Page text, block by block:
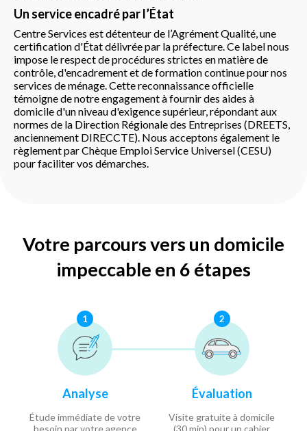
Un service encadré par l’État
Centre Services est détenteur de l’Agrément Qualité, une
certification d'État délivrée par la préfecture. Ce label nous
impose le respect de procédures strictes en matière de
contrôle, d'encadrement et de formation continue pour nos
services de ménage. Cette reconnaissance officielle
témoigne de notre engagement à fournir des aides à
domicile d'un niveau d'exigence supérieur, répondant aux
normes de la Direction Régionale des Entreprises (DREETS,
anciennement DIRECCTE). Nous acceptons également le
règlement par Chèque Emploi Service Universel (CESU)
pour faciliter vos démarches.
Votre parcours vers un domicile
impeccable en 6 étapes
1
Analyse
Étude immédiate de votre
besoin par votre agence
2
Évaluation
Visite gratuite à domicile
(30 min) pour un cahier